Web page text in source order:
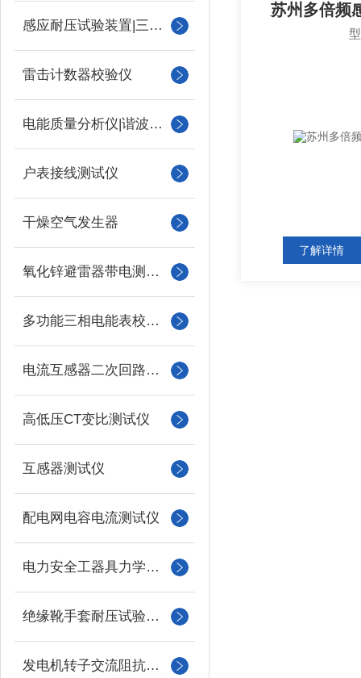
感应耐压试验装置|三倍频
雷击计数器校验仪
电能质量分析仪|谐波测试
户表接线测试仪
干燥空气发生器
氧化锌避雷器带电测试仪（氧化锌避雷器测试仪）
多功能三相电能表校验仪
电流互感器二次回路负载测试仪
高低压CT变比测试仪
互感器测试仪
配电网电容电流测试仪
电力安全工器具力学性能试验机
绝缘靴手套耐压试验装置
发电机转子交流阻抗测试仪
苏州多倍频
了解详情